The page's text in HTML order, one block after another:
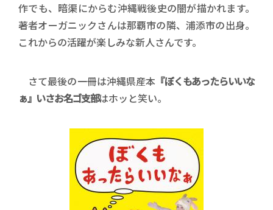
作でも、暗渠にからむ沖縄戦後史の闇が描かれます。
著者オーガニックさんは那覇市の隣、浦添市の出身。
これからの活躍が楽しみな新人さんです。
さて最後の一冊は沖縄県産本 『ぼくもあったらいいな
ぁ』いさお名ゴ支部はホッと笑い。